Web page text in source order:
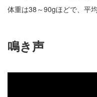
体重は38～90gほどで、平
鳴き声